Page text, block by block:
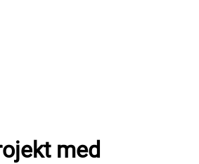
med